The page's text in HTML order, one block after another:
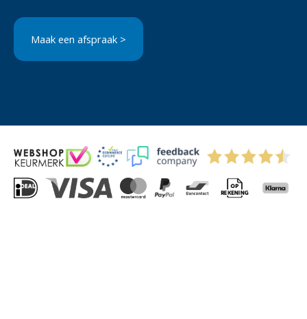
Maak een afspraak >